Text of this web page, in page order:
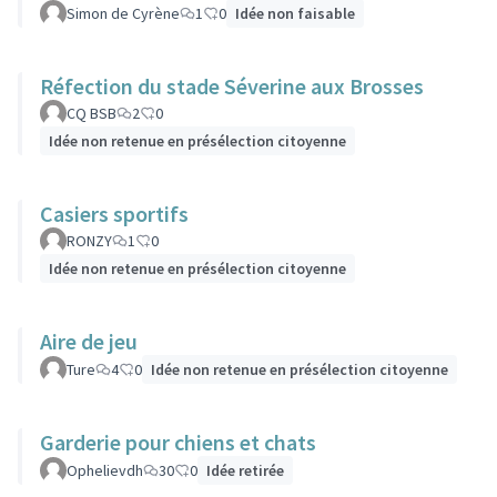
Simon de Cyrène 1 0 Idée non faisable
Réfection du stade Séverine aux Brosses
CQ BSB 2
0
Idée non retenue en présélection citoyenne
Casiers sportifs
RONZY 1
0
Idée non retenue en présélection citoyenne
Aire de jeu
Ture 4 0 Idée non retenue en présélection citoyenne
Garderie pour chiens et chats
Ophelievdh 30 0 Idée retirée